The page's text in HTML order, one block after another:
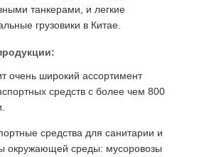
танкерами, и легкие
грузовики в Китае.
очень широкий ассортимент
средств с более чем 800
средства для санитарии и
окружающей среды: мусоровозы